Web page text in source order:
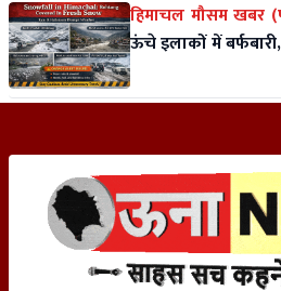
हिमाचल मौसम खबर
ऊंचे इलाकों में